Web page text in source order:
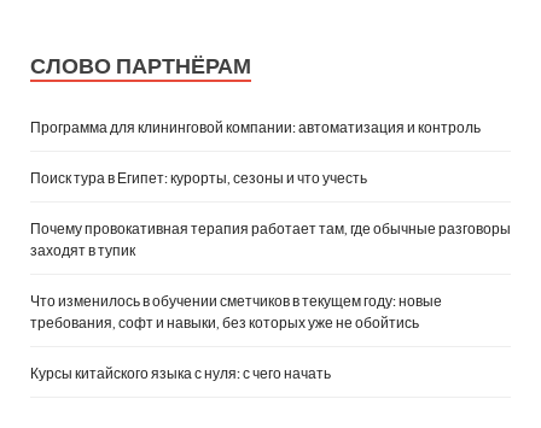
СЛОВО ПАРТНЁРАМ
Программа для клининговой компании: автоматизация и контроль
Поиск тура в Египет: курорты, сезоны и что учесть
Почему провокативная терапия работает там, где обычные разговоры
заходят в тупик
Что изменилось в обучении сметчиков в текущем году: новые
требования, софт и навыки, без которых уже не обойтись
Курсы китайского языка с нуля: с чего начать